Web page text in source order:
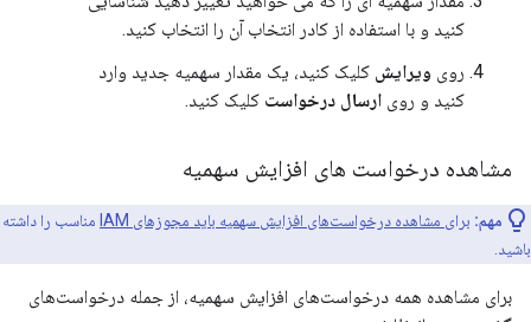
کنید و با استفاده از کادر انتخاب آن را انتخاب کنید.
روی ویرایش کلیک کنید، یک مقدار سهمیه جدید وارد
کنید و روی ارسال درخواست کلیک کنید.
مشاهده درخواست های افزایش سهمیه
مهم: برای مشاهده درخواست‌های افزایش سهمیه باید مجوزهای IAM
مناسب را داشته
باشید.
برای مشاهده همه درخواست‌های افزایش سهمیه، از جمله درخواست‌های